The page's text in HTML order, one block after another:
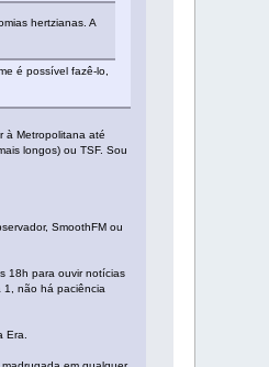
hertzianas. A
é possível fazê-lo,
à Metropolitana até
longos) ou TSF. Sou
SmoothFM ou
18h para ouvir notícias
1, não há paciência
Era.